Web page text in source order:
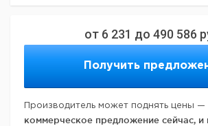
от 6 231 до 490 586
Получить
Производитель может поднять цены —
коммерческое предложение сейчас, и